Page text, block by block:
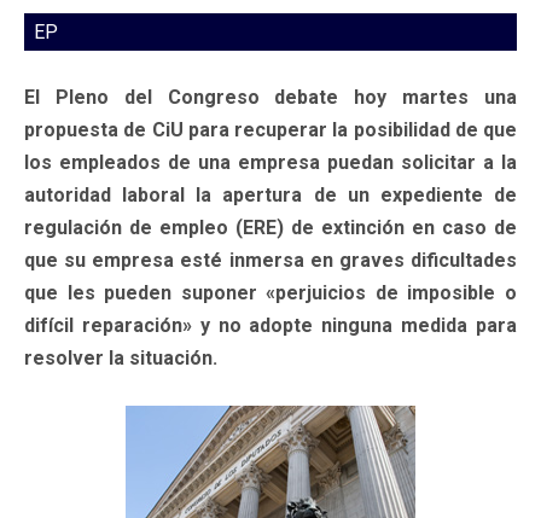
EP
El Pleno del Congreso debate hoy martes una
propuesta de CiU para recuperar la posibilidad de que
los empleados de una empresa puedan solicitar a la
autoridad laboral la apertura de un expediente de
regulación de empleo (ERE) de extinción en caso de
que su empresa esté inmersa en graves dificultades
que les pueden suponer «perjuicios de imposible o
difícil reparación» y no adopte ninguna medida para
resolver la situación.